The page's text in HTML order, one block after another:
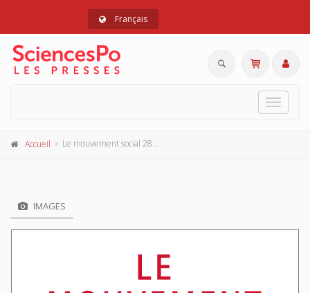
Français
Toggle
Accueil Le mouvement social 289, octobre-décembre 2024
IMAGES